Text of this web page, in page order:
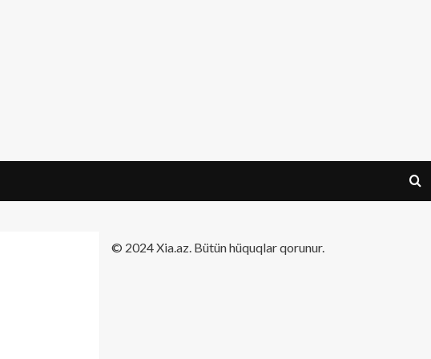
​© 2024 Xia.az. Bütün hüquqlar qorunur.